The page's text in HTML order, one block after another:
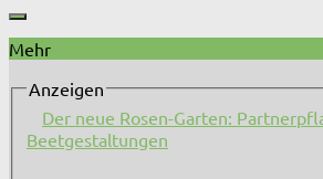
Mehr
Anzeigen
Der neue Rosen-Garten:
Beetgestaltungen